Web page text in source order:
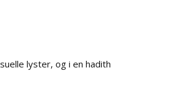
lyster, og i en hadith